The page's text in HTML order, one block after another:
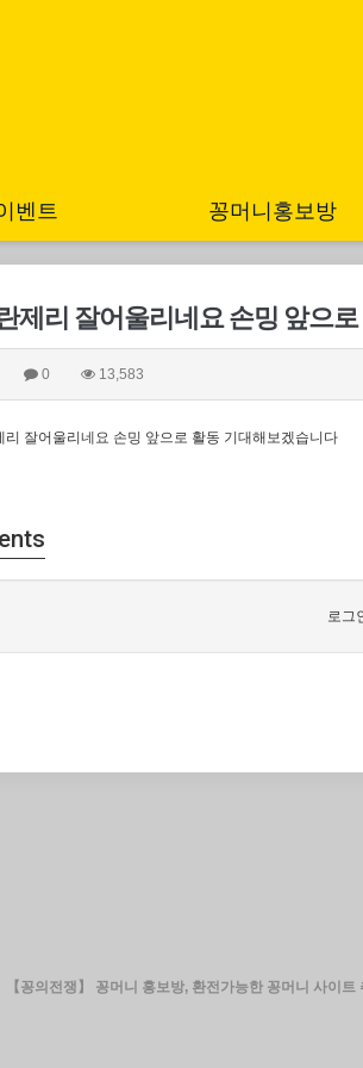
벤트 꽁머니홍보방
제리 잘어울리네요 손밍 앞으
0 13,583
리 잘어울리네요 손밍 앞으로 활동 기대해보겠습니다
로그
【꽁의전쟁】 꽁머니 홍보방, 환전가능한 꽁머니 사이트